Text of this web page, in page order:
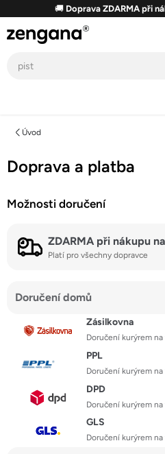
obsah
🚚 Doprava ZDARMA při
Úvod
Doprava a platba
Možnosti doručení
ZDARMA při nákupu
Platí pro všechny dopravce
Doručení domů
Zásilkovna
Doručení kurýrem na
PPL
Doručení kurýrem na
DPD
Doručení kurýrem na
GLS
Doručení kurýrem na